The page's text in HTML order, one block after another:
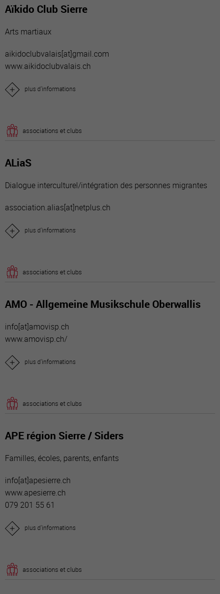
Aïkido Club Sierre
Arts martiaux
aikidoclubvalais[at]gmail.com
www.aikidoclubvalais.ch
plus d'informations
associations et clubs
ALiaS
Dialogue interculturel/intégration des personnes migrantes
association.alias[at]netplus.ch
plus d'informations
associations et clubs
AMO - Allgemeine Musikschule Oberwallis
info[at]amovisp.ch
www.amovisp.ch/
plus d'informations
associations et clubs
APE région Sierre / Siders
Familles, écoles, parents, enfants
info[at]apesierre.ch
www.apesierre.ch
079 201 55 61
plus d'informations
associations et clubs